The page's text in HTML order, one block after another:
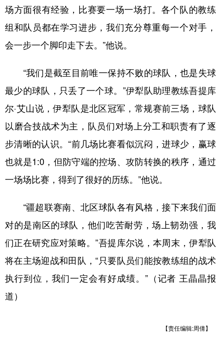
场方面很有经验，比赛要一场一场打。各个队的教练
组和队员都在学习进步，我们充分尊重每一个对手，
会一步一个脚印走下去。”他说。
“我们是截至目前唯一保持不败的球队，也是失球
最少的球队，只丢了一个球。”伊犁队助理教练吾提库
尔·艾山说，伊犁队是北区冠军，常规赛前三场，球队
以磨合技战术为主，队员们对场上分工和职责有了逐
步清晰的认识。“前几场比赛看似沉闷，进球少，赢球
也就是1:0，但防守端的控场、攻防转换的秩序，通过
一场场比赛，得到了很好的历练。”他说。
“疆超联赛南、北区球队各有风格，接下来我们面
对的是南区的球队，他们吃苦耐劳，场上韧劲强，我
们正在研究应对策略。”吾提库尔说，本周末，伊犁队
将在主场迎战和田队，“只要队员们能按教练组的战术
执行到位，我们一定会有好成绩。”（记者 王晶晶报
道）
【责任编辑:周倩】